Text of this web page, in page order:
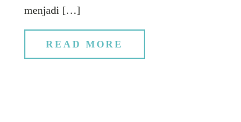
menjadi […]
READ MORE